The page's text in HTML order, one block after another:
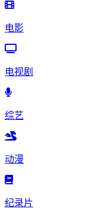
电影
电视剧
综艺
动漫
纪录片